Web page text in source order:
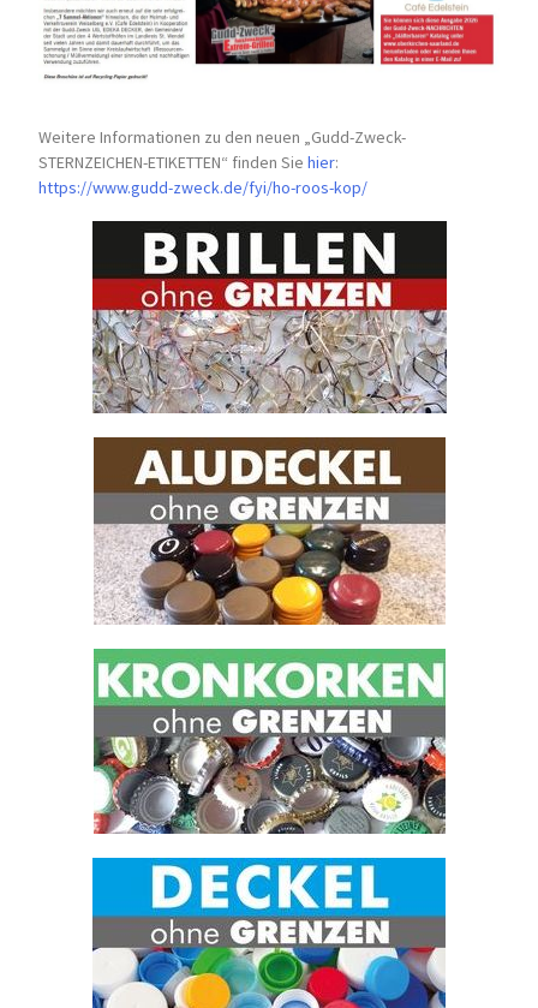
Weitere Informationen zu den neuen „Gudd-Zweck-
STERNZEICHEN-ETIKETTEN“ finden Siehier:
https://www.gudd-zweck.de/fyi/ho-roos-kop/